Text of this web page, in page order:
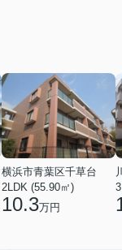
横浜市青葉区千草台
2LDK (55.90㎡)
10.3万円